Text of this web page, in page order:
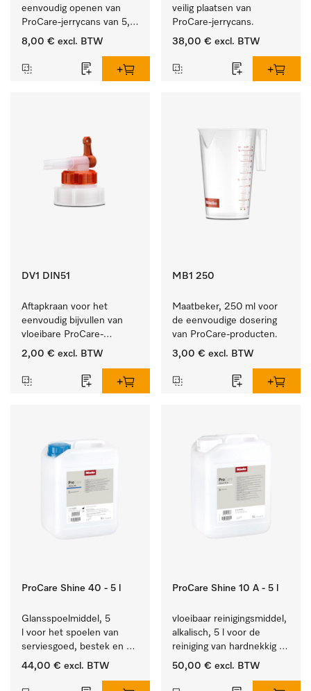
eenvoudig openen van
ProCare-jerrycans van 5,
10 en 20 l.
8,00 € excl. BTW
veilig plaatsen van
ProCare-jerrycans.
38,00 € excl. BTW
DV1 DIN51
Aftapkraan voor het
eenvoudig bijvullen van
vloeibare ProCare-
producten.
2,00 € excl. BTW
MB1 250
Maatbeker, 250 ml voor
de eenvoudige dosering
van ProCare-producten.
3,00 € excl. BTW
ProCare Shine 40 - 5 l
Glansspoelmiddel, 5
l voor het spoelen van
serviesgoed, bestek en
ideaal voor glazen.
44,00 € excl. BTW
ProCare Shine 10 A - 5 l
vloeibaar reinigingsmiddel,
alkalisch, 5 l voor de
reiniging van hardnekkig
vuil op serviesgoed,
50,00 € excl. BTW